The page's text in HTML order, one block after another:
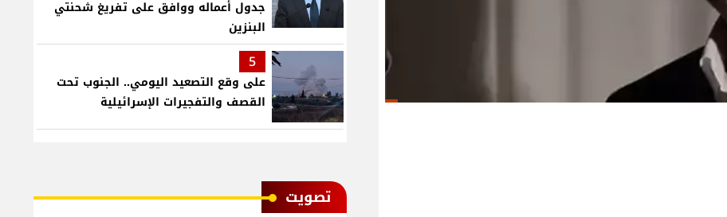
جدول أعماله ووافق على تفريغ شحنتي
البنزين
5
على وقع التصعيد اليومي.. الجنوب تحت
القصف والتفجيرات الإسرائيلية
ﺗﺼﻮﻳﺖ